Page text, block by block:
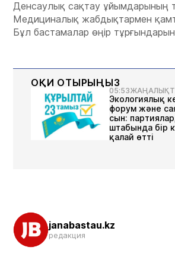
Денсаулық сақтау ұйымдарының
Медициналық жабдықтармен
Бұл бастамалар өңір
ОҚИ ОТЫРЫҢЫЗ
05:53
Экологиялық
форум және
сын:
штабында бір
қалай өтті
janabastau.kz
редакция